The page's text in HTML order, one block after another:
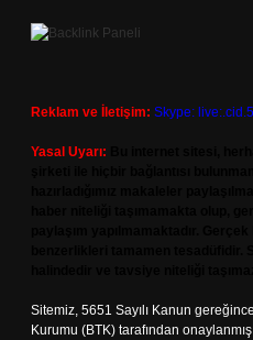
Reklam ve İletişim: Skype:
Yasal Uyarı:
Sitemiz, 5651 Sayılı Kanun
Kurumu (BTK) tarafından